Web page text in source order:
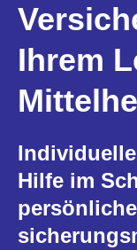
Ihrem
Hilfe im